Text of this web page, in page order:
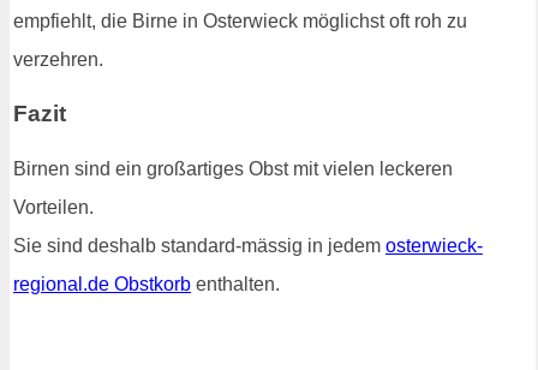
empfiehlt, die Birne in Osterwieck möglichst oft roh zu
verzehren.
Fazit
Birnen sind ein großartiges Obst mit vielen leckeren
Vorteilen.
Sie sind deshalb standard-mässig in jedem osterwieck-
regional.de Obstkorb enthalten.